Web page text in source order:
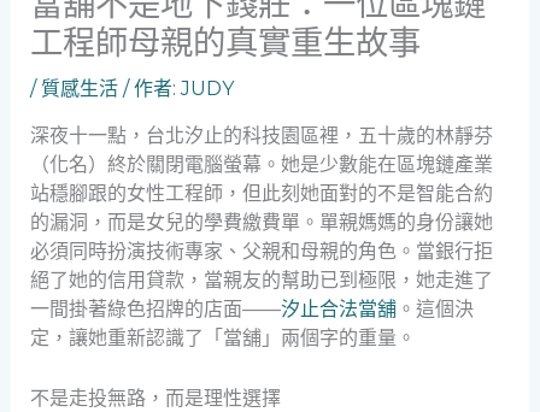
工程師母親的真實重生故事
/ 質感生活/ 作者:JUDY
深夜十一點，台北汐止的科技園區裡，五十歲的林靜芬
（化名）終於關閉電腦螢幕。她是少數能在區塊鏈產業
站穩腳跟的女性工程師，但此刻她面對的不是智能合約
的漏洞，而是女兒的學費繳費單。單親媽媽的身份讓她
必須同時扮演技術專家、父親和母親的角色。當銀行拒
絕了她的信用貸款，當親友的幫助已到極限，她走進了
一間掛著綠色招牌的店面——汐止合法當舖。這個決
定，讓她重新認識了「當舖」兩個字的重量。
不是走投無路，而是理性選擇